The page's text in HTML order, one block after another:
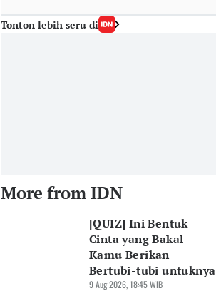
Tonton lebih seru di
More from IDN
[QUIZ] Ini Bentuk
Cinta yang Bakal
Kamu Berikan
Bertubi-tubi untuknya
9 Aug 2026, 18:45 WIB